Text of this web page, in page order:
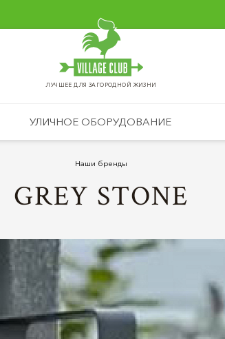
ЛУЧШЕЕ ДЛЯ ЗАГОРОДНОЙ ЖИЗНИ
УЛИЧНОЕ ОБОРУДОВАНИЕ
Наши бренды
GREY STONE